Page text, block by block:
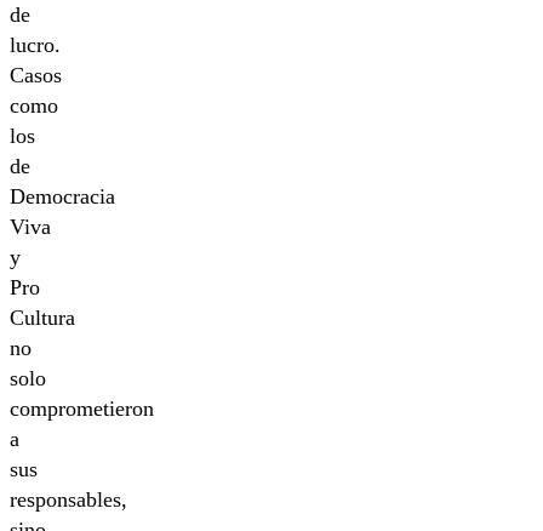
de
lucro.
Casos
como
los
de
Democracia
Viva
y
Pro
Cultura
no
solo
comprometieron
a
sus
responsables,